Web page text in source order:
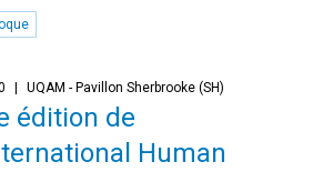
UQAM - Pavillon Sherbrooke (SH)
édition de
Human